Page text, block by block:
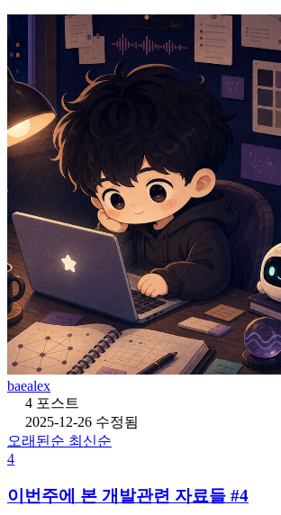
baealex
4 포스트
2025-12-26 수정됨
오래된순 최신순
4
이번주에 본 개발관련 자료들 #4